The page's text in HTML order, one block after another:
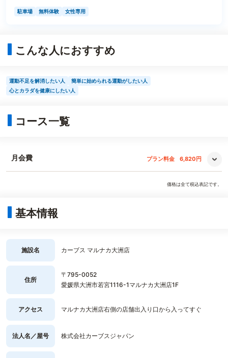
駐車場 無料体験 女性専用
こんな人におすすめ
運動不足を解消したい人
簡単に始められる運動がしたい人
心とカラダを健康にしたい人
コース一覧
月会費 プラン料金 6,820円
価格は全て税込表記です。
基本情報
施設名 カーブス マルナカ大洲店
住所
〒795-0052
愛媛県大洲市若宮1116-1マルナカ大洲店1F
アクセス マルナカ大洲店右側の店舗出入り口から入ってすぐ
法人名／屋号 株式会社カーブスジャパン